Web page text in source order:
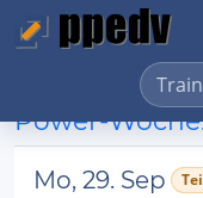
Power-
Mo, 29. Sep